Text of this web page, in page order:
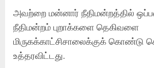
அவற்றை மன்னார் நீதிமன்றத்தில்
நீதிமன்றம் புறாக்களை தெகிவளை
மிருகக்காட்சிசாலைக்குக் கொண்டு
உத்தரவிட்டது.